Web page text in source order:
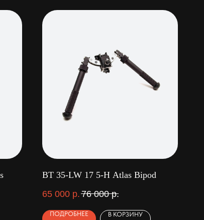
BT 35-LW 17 5-H Atlas Bipod
65 000 р. 76 000 р.
ПОДРОБНЕЕ В КОРЗИНУ